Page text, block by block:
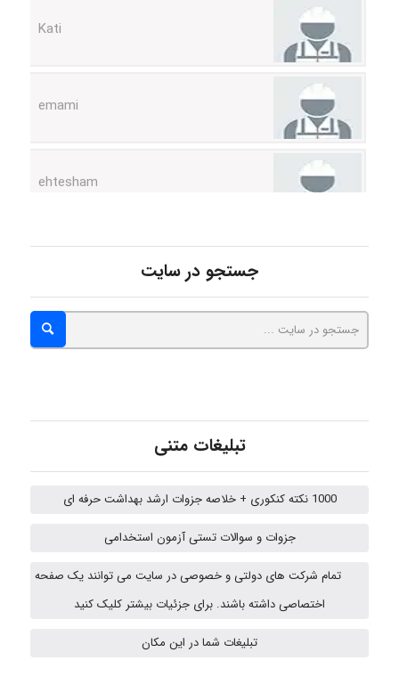
Chehri
Alirez0990
جستجو در سایت
تبلیغات متنی
1000 نکته کنکوری + خلاصه جزوات ارشد بهداشت حرفه ای
جزوات و سوالات تستی آزمون استخدامی
تمام شرکت های دولتی و خصوصی در سایت می توانند یک صفحه
اختصاصی داشته باشند. برای جزئیات بیشتر کلیک کنید
تبلیغات شما در این مکان